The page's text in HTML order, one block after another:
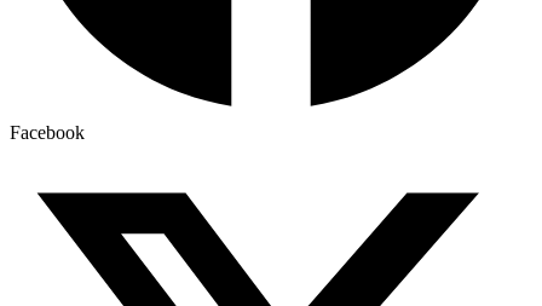
Facebook